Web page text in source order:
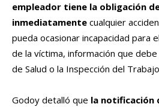
empleador tiene la obligación
inmediatamente cualquier
pueda ocasionar incapacidad para
de la víctima, información que
de Salud o la Inspección del
Godoy detalló que la notificación